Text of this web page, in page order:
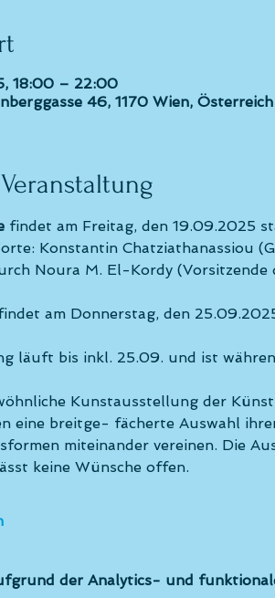
18:00 – 22:00
46, 1170 Wien, Österreich
findet am Freitag, den 19.09.2025
Konstantin Chatziathanassiou
Noura M. El-Kordy
am Donnerstag, den
läuft bis inkl. 25.09. und ist
Kunstausstellung der
eine breitge- fächerte Auswahl
miteinander vereinen. Die
keine Wünsche offen.
der Analytics- und